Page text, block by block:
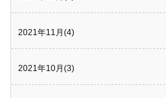
2021年11月(4)
2021年10月(3)